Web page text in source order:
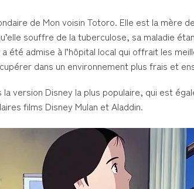
de Mon voisin Totoro. Elle est la mère
souffre de la tuberculose, sa maladie
été admise à l’hôpital local qui offrait les
dans un environnement plus frais et
version Disney la plus populaire, qui est
films Disney Mulan et Aladdin.